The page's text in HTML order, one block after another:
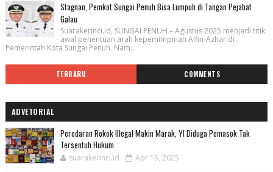
Stagnan, Pemkot Sungai Penuh Bisa Lumpuh di Tangan Pejabat
Galau
Suarakerinci.id, SUNGAI PENUH – Agustus 2025 menjadi titik
awal penentuan arah kepemimpinan Alfin-Azhar di
Pemerintah Kota Sungai Penuh. Nam...
TERBARU COMMENTS
ADVETORIAL
Peredaran Rokok Illegal Makin Marak, YI Diduga Pemasok Tak
Tersentuh Hukum
suarakerinci.id Apr 15, 2025